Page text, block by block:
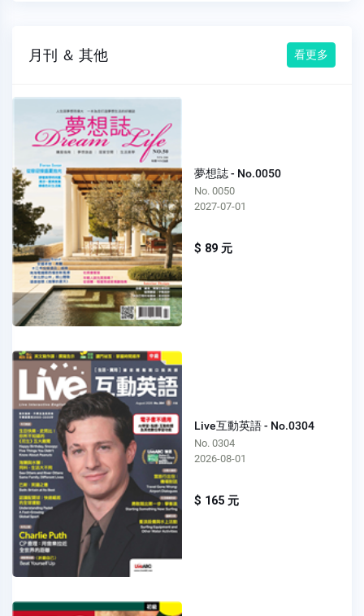
月刊 ＆ 其他 看更多
夢想誌 - No.0050
No. 0050
2027-07-01
$ 89 元
Live互動英語 - No.0304
No. 0304
2026-08-01
$ 165 元